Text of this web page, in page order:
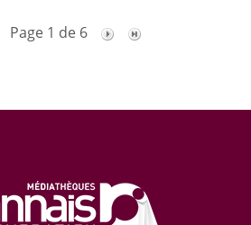
Page 1 de 6